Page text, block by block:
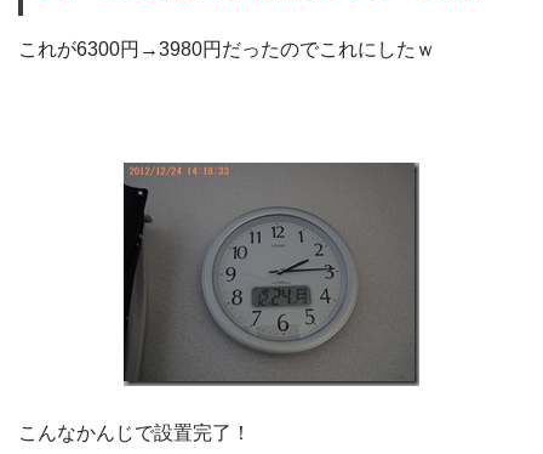
これが6300円→3980円だったのでこれにしたｗ
こんなかんじで設置完了！